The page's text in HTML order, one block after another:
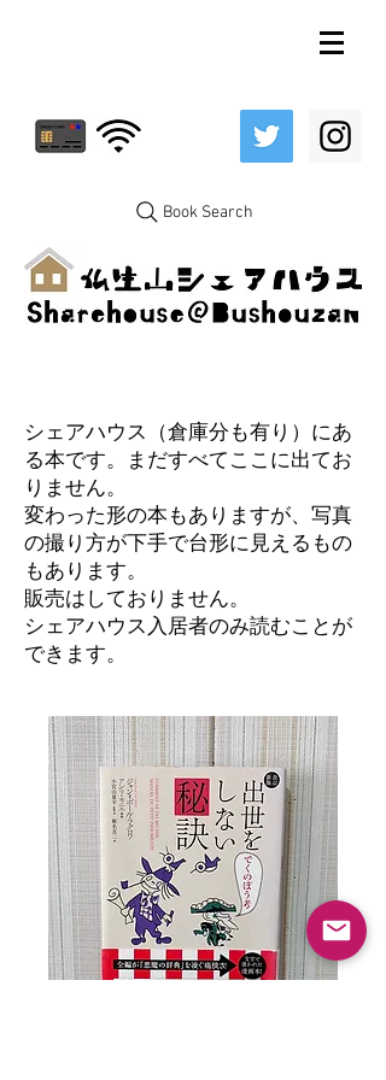
Book Search
シェアハウス（倉庫分も有り）にあ
る本です。まだすべてここに出てお
りません。
変わった形の本もありますが、写真
の撮り方が下手で台形に見えるもの
もあります。
​販売はしておりません。
シェアハウス入居者のみ読むことが
できます。